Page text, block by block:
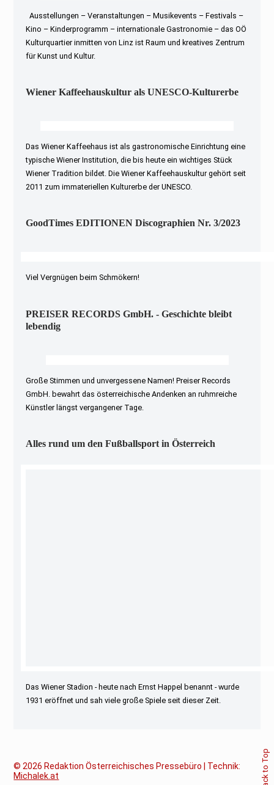
Ausstellungen – Veranstaltungen – Musikevents – Festivals –
Kino – Kinderprogramm – internationale Gastronomie – das OÖ
Kulturquartier inmitten von Linz ist Raum und kreatives Zentrum
für Kunst und Kultur.
Wiener Kaffeehauskultur als UNESCO-Kulturerbe
Das Wiener Kaffeehaus ist als gastronomische Einrichtung eine
typische Wiener Institution, die bis heute ein wichtiges Stück
Wiener Tradition bildet. Die Wiener Kaffeehauskultur gehört seit
2011 zum immateriellen Kulturerbe der UNESCO.
GoodTimes EDITIONEN Discographien Nr. 3/2023
Viel Vergnügen beim Schmökern!
PREISER RECORDS GmbH. - Geschichte bleibt
lebendig
Große Stimmen und unvergessene Namen! Preiser Records
GmbH. bewahrt das österreichische Andenken an ruhmreiche
Künstler längst vergangener Tage.
Alles rund um den Fußballsport in Österreich
Das Wiener Stadion - heute nach Ernst Happel benannt - wurde
1931 eröffnet und sah viele große Spiele seit dieser Zeit.
© 2026 Redaktion Österreichisches Pressebüro | Technik:
Michalek.at
Back to Top